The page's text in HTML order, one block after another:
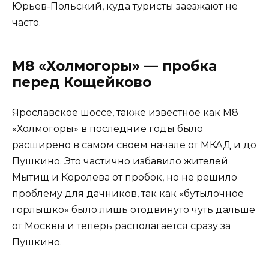
Юрьев-Польский, куда туристы заезжают не
часто.
М8 «Холмогоры» — пробка
перед Кощейково
Ярославское шоссе, также известное как М8
«Холмогоры» в последние годы было
расширено в самом своем начале от МКАД и до
Пушкино. Это частично избавило жителей
Мытищ и Королева от пробок, но не решило
проблему для дачников, так как «бутылочное
горлышко» было лишь отодвинуто чуть дальше
от Москвы и теперь располагается сразу за
Пушкино.